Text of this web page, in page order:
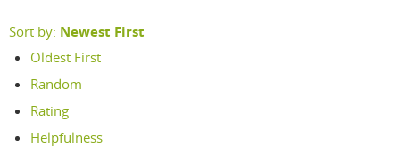
Sort by: Newest First
Oldest First
Random
Rating
Helpfulness